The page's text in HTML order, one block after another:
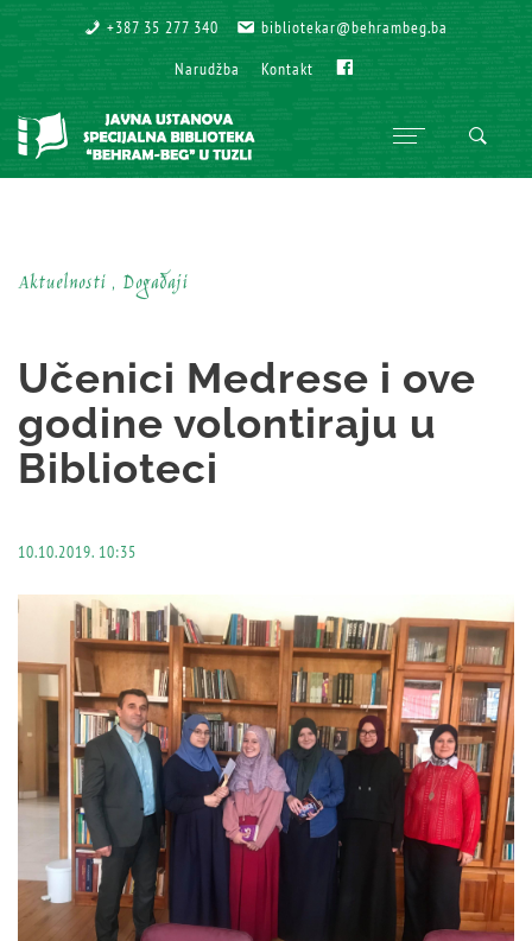
+387 35 277 340
+387 35 277 340 bibliotekar@behrambeg.ba
bibliotekar@behrambeg.ba
Narudžba
Narudžba Kontakt
Kontakt
Aktuelnosti , Događaji
Učenici Medrese i ove
godine volontiraju u
Biblioteci
10.10.2019. 10:35